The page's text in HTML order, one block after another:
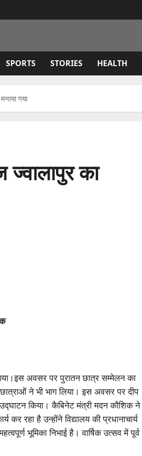
SPORTS STORIES HEALTH
गया
का
अवसर पर पुरातन छात्र सम्मेलन का
छात्राओं ने भी भाग लिया। इस अवसर पर दीप
किया। कैबिनेट मंत्री मदन कौशिक ने
कर रहा है उन्होंने विद्यालय की प्रधानाचार्य
भूमिका निभाई है। वार्षिक उत्सव में पूर्व